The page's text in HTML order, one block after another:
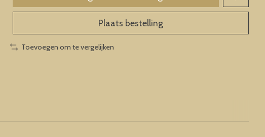
Plaats bestelling
Toevoegen om te vergelijken